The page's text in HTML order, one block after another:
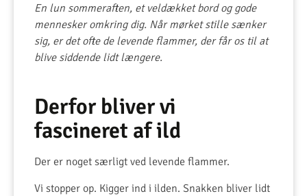
En lun sommeraften, et veldækket bord og gode
mennesker omkring dig. Når mørket stille sænker
sig, er det ofte de levende flammer, der får os til at
blive siddende lidt længere.
Derfor bliver vi
fascineret af ild
Der er noget særligt ved levende flammer.
Vi stopper op. Kigger ind i ilden. Snakken bliver lidt